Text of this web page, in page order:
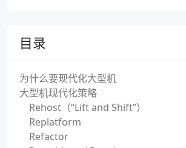
目录
为什么要现代化大型机
大型机现代化策略
Rehost（“Lift and Shift”）
Replatform
Refactor